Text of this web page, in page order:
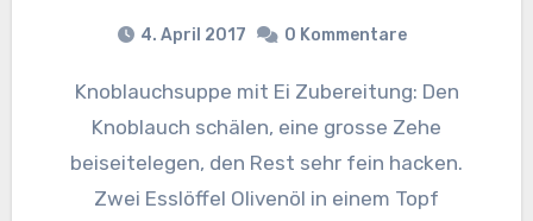
4. April 2017 0 Kommentare
Knoblauchsuppe mit Ei Zubereitung: Den
Knoblauch schälen, eine grosse Zehe
beiseitelegen, den Rest sehr fein hacken.
Zwei Esslöffel Olivenöl in einem Topf